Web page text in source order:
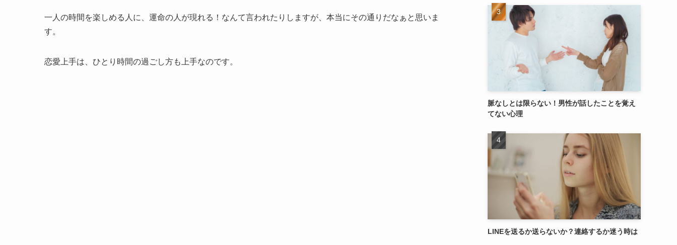
一人の時間を楽しめる人に、運命の人が現れる！なんて言われたりしますが、本当にその通りだなぁと思いま
す。
恋愛上手は、ひとり時間の過ごし方も上手なのです。
脈なしとは限らない！男性が話したことを覚え
てない心理
LINEを送るか送らないか？連絡するか迷う時は